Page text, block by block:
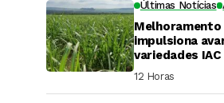
Últimas Notícias
Melhoramento
impulsiona
variedades IAC
12 Horas ⁮